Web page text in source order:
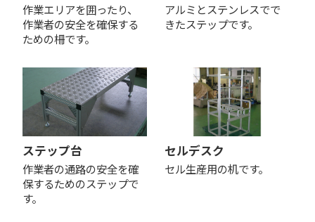
作業エリアを囲ったり、
作業者の安全を確保する
ための柵です。
アルミとステンレスでで
きたステップです。
ステップ台
作業者の通路の安全を確
保するためのステップで
す。
セルデスク
セル生産用の机です。